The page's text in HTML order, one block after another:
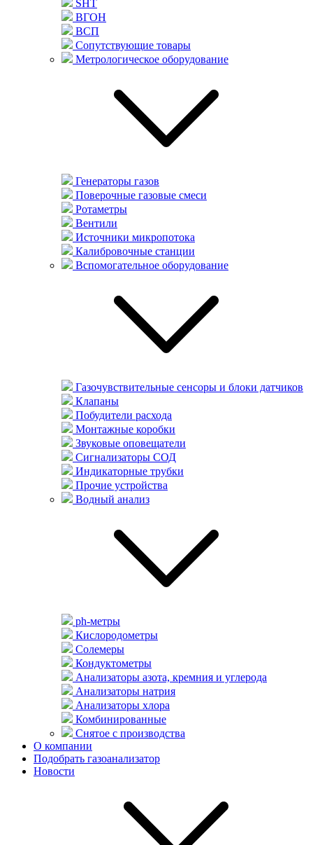
SHT
ВГОН
ВСП
Сопутствующие товары
Метрологическое оборудование
Генераторы газов
Поверочные газовые смеси
Ротаметры
Вентили
Источники микропотока
Калибровочные станции
Вспомогательное оборудование
Газочувствительные сенсоры и блоки датчиков
Клапаны
Побудители расхода
Монтажные коробки
Звуковые оповещатели
Сигнализаторы СОД
Индикаторные трубки
Прочие устройства
Водный анализ
ph-метры
Кислородометры
Солемеры
Кондуктометры
Анализаторы азота, кремния и углерода
Анализаторы натрия
Анализаторы хлора
Комбинированные
Снятое с производства
О компании
Подобрать газоанализатор
Новости